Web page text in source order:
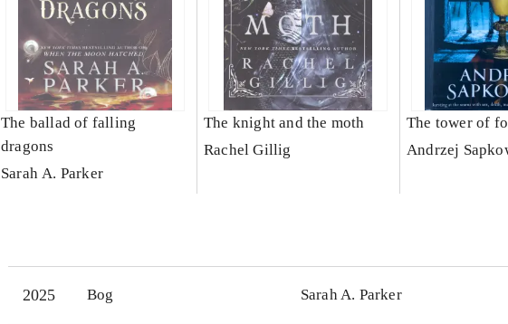
The ballad of falling
dragons
Sarah A. Parker
The knight and the moth
Rachel Gillig
The tower of
Andrzej
2025 Bog Sarah A. Parker